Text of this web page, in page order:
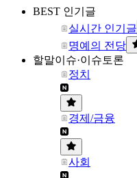
BEST 인기글
실시간 인기글
명예의 전당
할말이슈·이슈토론
정치
경제/금융
사회